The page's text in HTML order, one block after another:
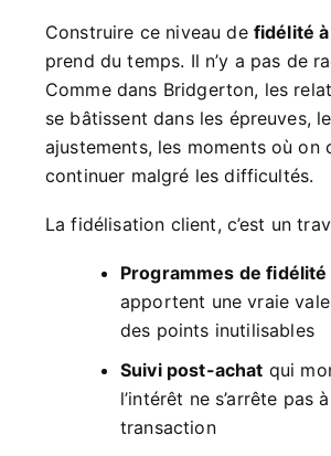
Construire ce niveau de fidélité
prend du temps. Il n’y a pas de
Comme dans Bridgerton, les
se bâtissent dans les épreuves,
ajustements, les moments où on
continuer malgré les difficultés.
La fidélisation client, c’est un
Programmes de fidélité
apportent une vraie
des points inutilisables
Suivi post-achat qui
l’intérêt ne s’arrête pas
transaction